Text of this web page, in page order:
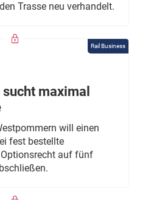
Trasse neu verhandelt.
Rail Business
maximal
will einen
fest bestellte
auf fünf